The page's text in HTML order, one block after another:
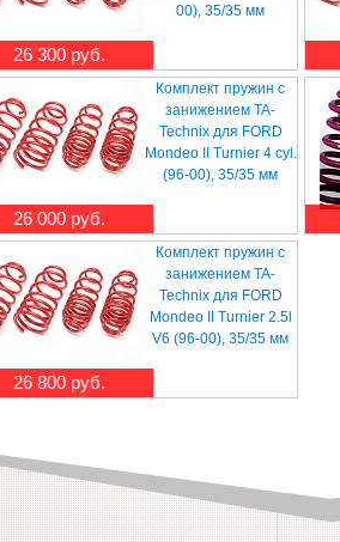
26 300 руб.
00), 35/35 мм
26 000 руб.
Комплект пружин с
занижением TA-
Technix для FORD
Mondeo II Turnier 4 cyl.
(96-00), 35/35 мм
26 800 руб.
Комплект пружин с
занижением TA-
Technix для FORD
Mondeo II Turnier 2.5l
V6 (96-00), 35/35 мм